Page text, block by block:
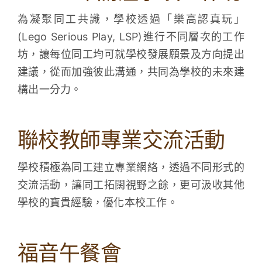
明才人成長階梯
教師專業社群
學生成就與學校活動
入學資訊
下載區
為凝聚同工共識，學校透過「樂高認真玩」
(Lego Serious Play, LSP)進行不同層次的工作
坊，讓每位同工均可就學校發展願景及方向提出
建議，從而加強彼此溝通，共同為學校的未來建
構出一分力。
聯校教師專業交流活動
學校積極為同工建立專業網絡，透過不同形式的
交流活動，讓同工拓闊視野之餘，更可汲收其他
學校的寶貴經驗，優化本校工作。
福音午餐會